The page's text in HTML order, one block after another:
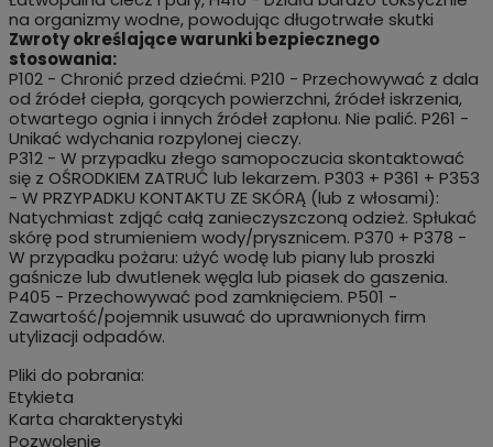
na organizmy wodne, powodując długotrwałe skutki
Zwroty określające warunki bezpiecznego
stosowania:
P102 - Chronić przed dziećmi. P210 - Przechowywać z dala
od źródeł ciepła, gorących powierzchni, źródeł iskrzenia,
otwartego ognia i innych źródeł zapłonu. Nie palić. P261 -
Unikać wdychania rozpylonej cieczy.
P312 - W przypadku złego samopoczucia skontaktować
się z OŚRODKIEM ZATRUĆ lub lekarzem. P303 + P361 + P353
- W PRZYPADKU KONTAKTU ZE SKÓRĄ (lub z włosami):
Natychmiast zdjąć całą zanieczyszczoną odzież. Spłukać
skórę pod strumieniem wody/prysznicem. P370 + P378 -
W przypadku pożaru: użyć wodę lub piany lub proszki
gaśnicze lub dwutlenek węgla lub piasek do gaszenia.
P405 - Przechowywać pod zamknięciem. P501 -
Zawartość/pojemnik usuwać do uprawnionych firm
utylizacji odpadów.
Pliki do pobrania:
Etykieta
Karta charakterystyki
Pozwolenie